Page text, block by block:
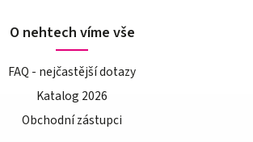
O nehtech víme vše
FAQ - nejčastější dotazy
Katalog 2026
Obchodní zástupci